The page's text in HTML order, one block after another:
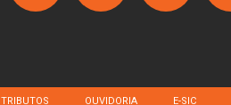
TRIBUTOS OUVIDORIA E-SIC